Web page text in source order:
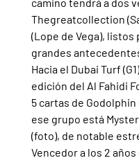
Thegreatcollection
(Lope de Vega), listos
grandes
Hacia el Dubai Turf
edición del Al Fahidi
5 cartas de
ese grupo está
(foto), de notable
Vencedor a los 2 años